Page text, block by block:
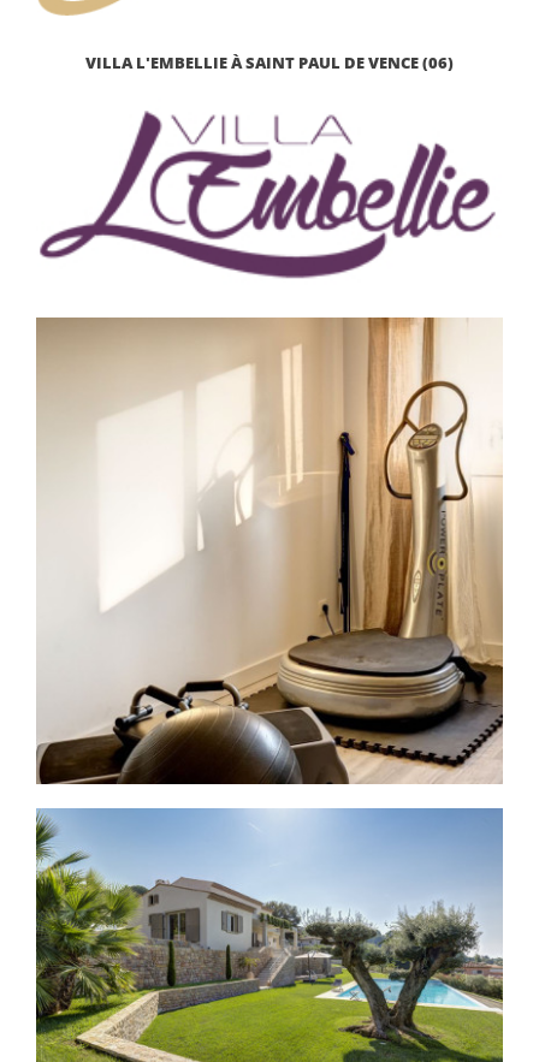
VILLA L'EMBELLIE À SAINT PAUL DE VENCE (06)